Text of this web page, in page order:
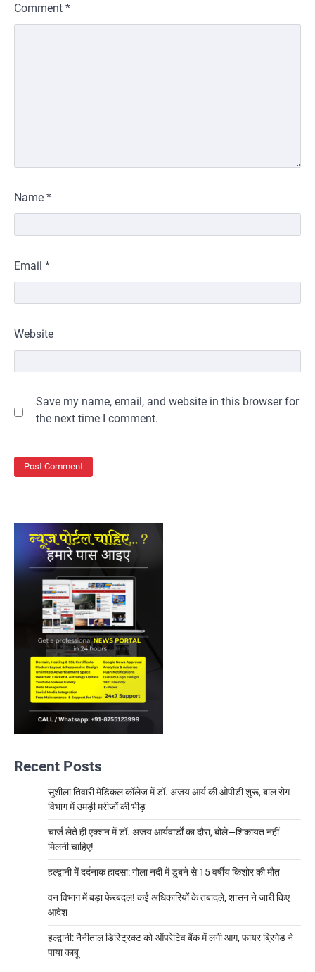
Comment *
Name *
Email *
Website
Save my name, email, and website in this browser for
the next time I comment.
Recent Posts
सुशीला तिवारी मेडिकल कॉलेज में डॉ. अजय आर्य की ओपीडी शुरू, बाल रोग
विभाग में उमड़ी मरीजों की भीड़
चार्ज लेते ही एक्शन में डॉ. अजय आर्यवार्डों का दौरा, बोले—शिकायत नहीं
मिलनी चाहिए!
हल्द्वानी में दर्दनाक हादसा: गोला नदी में डूबने से 15 वर्षीय किशोर की मौत
वन विभाग में बड़ा फेरबदल! कई अधिकारियों के तबादले, शासन ने जारी किए
आदेश
हल्द्वानी: नैनीताल डिस्ट्रिक्ट को-ऑपरेटिव बैंक में लगी आग, फायर ब्रिगेड ने
पाया काबू